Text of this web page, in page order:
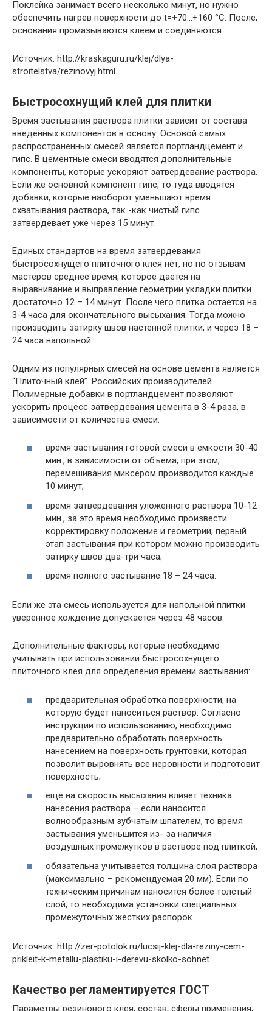
Поклейка занимает всего несколько минут, но нужно
обеспечить нагрев поверхности до t=+70…+160 °C. После,
основания промазываются клеем и соединяются.
Источник: http://kraskaguru.ru/klej/dlya-
stroitelstva/rezinovyj.html
Быстросохнущий клей для плитки
Время застывания раствора плитки зависит от состава
введенных компонентов в основу. Основой самых
распространенных смесей является портландцемент и
гипс. В цементные смеси вводятся дополнительные
компоненты, которые ускоряют затвердевание раствора.
Если же основной компонент гипс, то туда вводятся
добавки, которые наоборот уменьшают время
схватывания раствора, так -как чистый гипс
затвердевает уже через 15 минут.
Единых стандартов на время затвердевания
быстросохнущего плиточного клея нет, но по отзывам
мастеров среднее время, которое дается на
выравнивание и выправление геометрии укладки плитки
достаточно 12 – 14 минут. После чего плитка остается на
3-4 часа для окончательного высыхания. Тогда можно
производить затирку швов настенной плитки, и через 18 –
24 часа напольной.
Одним из популярных смесей на основе цемента является
“Плиточный клей”. Российских производителей.
Полимерные добавки в портландцемент позволяют
ускорить процесс затвердевания цемента в 3-4 раза, в
зависимости от количества смеси:
время застывания готовой смеси в емкости 30-40
мин., в зависимости от объема, при этом,
перемешивания миксером производится каждые
10 минут;
время затвердевания уложенного раствора 10-12
мин., за это время необходимо произвести
корректировку положение и геометрии; первый
этап застывания при котором можно производить
затирку швов два-три часа;
время полного застывание 18 – 24 часа.
Если же эта смесь используется для напольной плитки
уверенное хождение допускается через 48 часов.
Дополнительные факторы, которые необходимо
учитывать при использовании быстросохнущего
плиточного клея для определения времени застывания:
предварительная обработка поверхности, на
которую будет наноситься раствор. Согласно
инструкции по использованию, необходимо
предварительно обработать поверхность
нанесением на поверхность грунтовки, которая
позволит выровнять все неровности и подготовит
поверхность;
еще на скорость высыхания влияет техника
нанесения раствора – если наносится
волнообразным зубчатым шпателем, то время
застывания уменьшится из- за наличия
воздушных промежутков в растворе под плиткой;
обязательна учитывается толщина слоя раствора
(максимально – рекомендуемая 20 мм). Если по
техническим причинам наносится более толстый
слой, то необходима установки специальных
промежуточных жестких распорок.
Источник: http://zer-potolok.ru/lucsij-klej-dla-reziny-cem-
prikleit-k-metallu-plastiku-i-derevu-skolko-sohnet
Качество регламентируется ГОСТ
Параметры резинового клея, состав, сферы применения,